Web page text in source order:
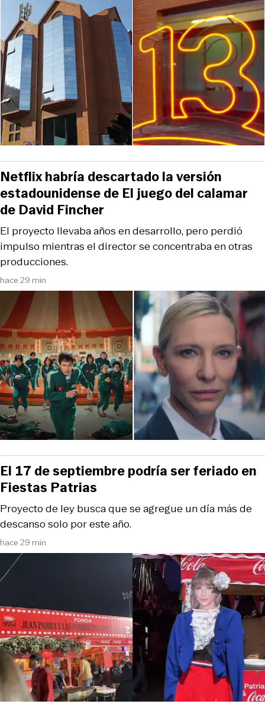
hace 29 min
El proyecto llevaba años en desarrollo, pero perdió
impulso mientras el director se concentraba en otras
producciones.
Netflix habría descartado la versión
estadounidense de El juego del calamar
de David Fincher
hace 29 min
Proyecto de ley busca que se agregue un día más de
descanso solo por este año.
El 17 de septiembre podría ser feriado en
Fiestas Patrias